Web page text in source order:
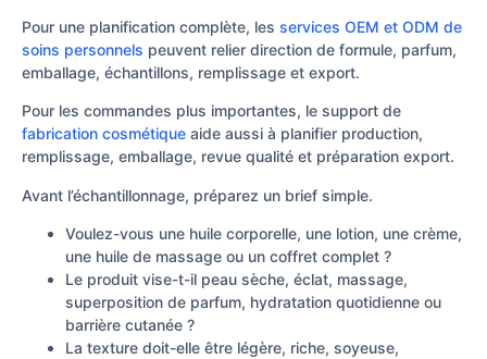
Pour une planification complète, les services OEM et ODM de
soins personnels peuvent relier direction de formule, parfum,
emballage, échantillons, remplissage et export.
Pour les commandes plus importantes, le support de
fabrication cosmétique aide aussi à planifier production,
remplissage, emballage, revue qualité et préparation export.
Avant l’échantillonnage, préparez un brief simple.
Voulez-vous une huile corporelle, une lotion, une crème,
une huile de massage ou un coffret complet ?
Le produit vise-t-il peau sèche, éclat, massage,
superposition de parfum, hydratation quotidienne ou
barrière cutanée ?
La texture doit-elle être légère, riche, soyeuse,